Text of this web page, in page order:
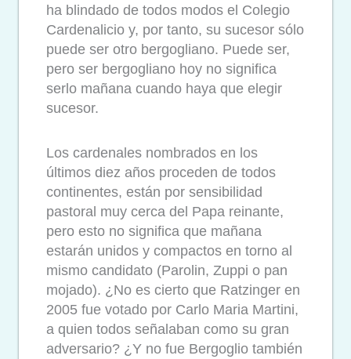
ha blindado de todos modos el Colegio
Cardenalicio y, por tanto, su sucesor sólo
puede ser otro bergogliano. Puede ser,
pero ser bergogliano hoy no significa
serlo mañana cuando haya que elegir
sucesor.
Los cardenales nombrados en los
últimos diez años proceden de todos
continentes, están por sensibilidad
pastoral muy cerca del Papa reinante,
pero esto no significa que mañana
estarán unidos y compactos en torno al
mismo candidato (Parolin, Zuppi o pan
mojado). ¿No es cierto que Ratzinger en
2005 fue votado por Carlo Maria Martini,
a quien todos señalaban como su gran
adversario? ¿Y no fue Bergoglio también